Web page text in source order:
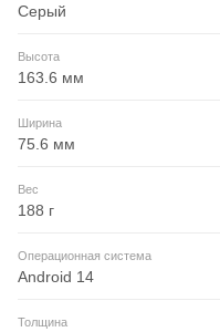
Серый
Высота
163.6 мм
Ширина
75.6 мм
Вес
188 г
Операционная система
Android 14
Толщина